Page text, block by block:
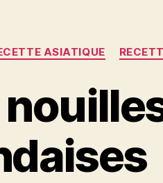
CatégoriesASIATIQUE